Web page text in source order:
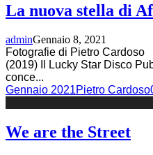
La nuova stella di
adminGennaio 8, 2021
Fotografie di Pietro Cardoso
(2019) Il Lucky Star Disco
conce...
Gennaio 2021Pietro Cardoso
We are the Street